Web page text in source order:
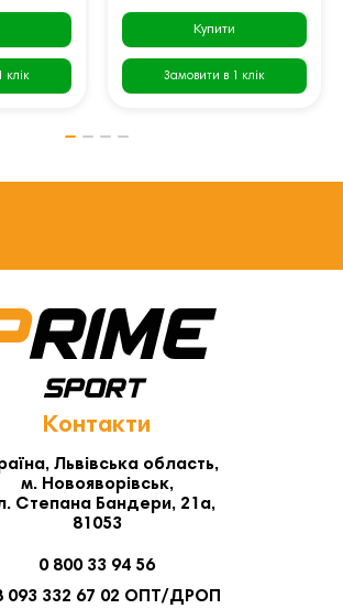
клік
Купити
Замовити в 1 клік
Контакти
Львівська область,
м. Новояворівськ,
Степана Бандери, 21а,
81053
0 800 33 94 56
093 332 67 02 ОПТ/ДРОП